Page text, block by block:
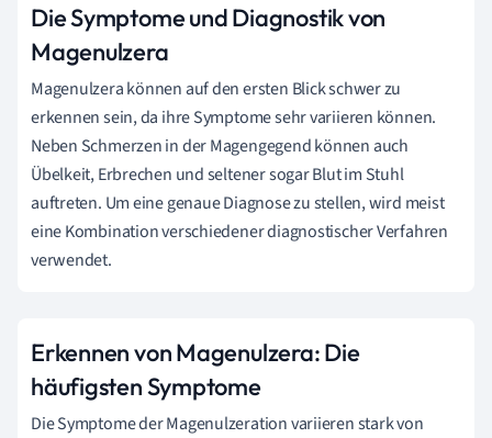
Die Symptome und Diagnostik von
Magenulzera
Magenulzera können auf den ersten Blick schwer zu
erkennen sein, da ihre Symptome sehr variieren können.
Neben Schmerzen in der Magengegend können auch
Übelkeit, Erbrechen und seltener sogar Blut im Stuhl
auftreten. Um eine genaue Diagnose zu stellen, wird meist
eine Kombination verschiedener diagnostischer Verfahren
verwendet.
Erkennen von Magenulzera: Die
häufigsten Symptome
Die Symptome der Magenulzeration variieren stark von